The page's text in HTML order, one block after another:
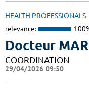
HEALTH PROFESSIONALS
relevance:
Docteur
COORDINATION
29/04/2026 09:50